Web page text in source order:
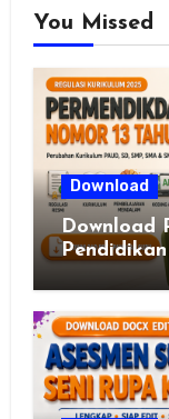
You Missed
Download
Download
Republik
2025